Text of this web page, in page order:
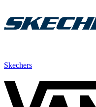
Skechers